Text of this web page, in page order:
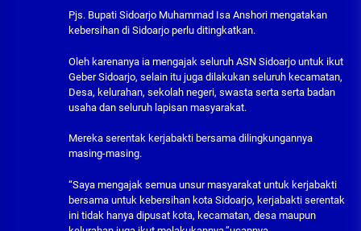
Pjs. Bupati Sidoarjo Muhammad Isa Anshori mengatakan
kebersihan di Sidoarjo perlu ditingkatkan.
Oleh karenanya ia mengajak seluruh ASN Sidoarjo untuk ikut
Geber Sidoarjo, selain itu juga dilakukan seluruh kecamatan,
Desa, kelurahan, sekolah negeri, swasta serta serta badan
usaha dan seluruh lapisan masyarakat.
Mereka serentak kerjabakti bersama dilingkungannya
masing-masing.
“Saya mengajak semua unsur masyarakat untuk kerjabakti
bersama untuk kebersihan kota Sidoarjo, kerjabakti serentak
ini tidak hanya dipusat kota, kecamatan, desa maupun